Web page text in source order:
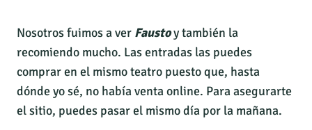
Nosotros fuimos a ver Faustoy también la
recomiendo mucho. Las entradas las puedes
comprar en el mismo teatro puesto que, hasta
dónde yo sé, no había venta online. Para asegurarte
el sitio, puedes pasar el mismo día por la mañana.